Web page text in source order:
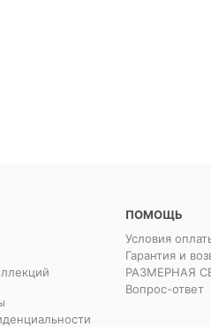
ПОМОЩЬ
Условия
Гарантия и
РАЗМЕРНАЯ
Вопрос-ответ